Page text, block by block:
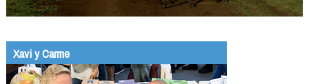
Xavi y Carme